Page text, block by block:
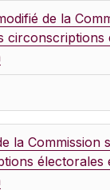
de la
circonscriptions
la Commission
électorales